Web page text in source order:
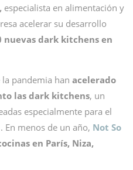
especialista en alimentación y
acelerar su desarrollo
nuevas dark kitchens en
pandemia han acelerado
las dark kitchens, un
especialmente para el
menos de un año, Not So
en París, Niza,